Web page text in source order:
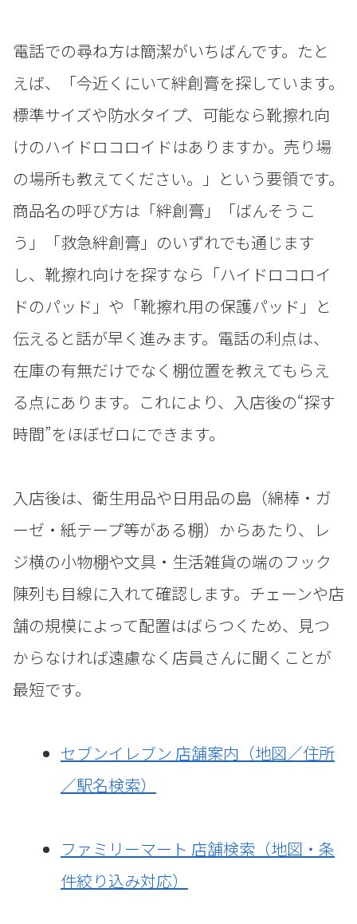
電話での尋ね方は簡潔がいちばんです。たと
えば、「今近くにいて絆創膏を探しています。
標準サイズや防水タイプ、可能なら靴擦れ向
けのハイドロコロイドはありますか。売り場
の場所も教えてください。」という要領です。
商品名の呼び方は「絆創膏」「ばんそうこ
う」「救急絆創膏」のいずれでも通じます
し、靴擦れ向けを探すなら「ハイドロコロイ
ドのパッド」や「靴擦れ用の保護パッド」と
伝えると話が早く進みます。電話の利点は、
在庫の有無だけでなく棚位置を教えてもらえ
る点にあります。これにより、入店後の“探す
時間”をほぼゼロにできます。
入店後は、衛生用品や日用品の島（綿棒・ガ
ーゼ・紙テープ等がある棚）からあたり、レ
ジ横の小物棚や文具・生活雑貨の端のフック
陳列も目線に入れて確認します。チェーンや店
舗の規模によって配置はばらつくため、見つ
からなければ遠慮なく店員さんに聞くことが
最短です。
セブンイレブン 店舗案内（地図／住所
／駅名検索）
ファミリーマート 店舗検索（地図・条
件絞り込み対応）